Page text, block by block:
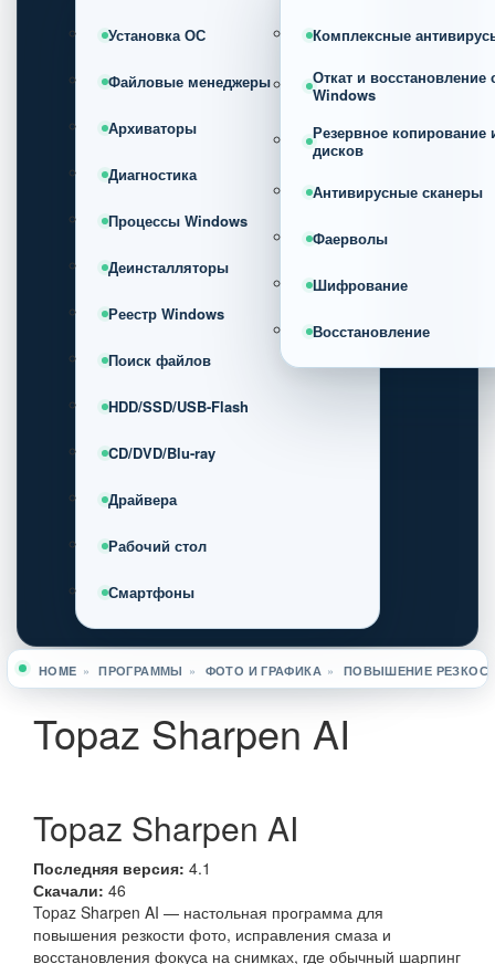
Установка ОС
Файловые менеджеры
Архиваторы
Диагностика
Процессы Windows
Деинсталляторы
Реестр Windows
Поиск файлов
HDD/SSD/USB-Flash
CD/DVD/Blu-ray
Драйвера
Рабочий стол
Смартфоны
Комплексные
Откат и восстановление
Windows
Резервное копирование
дисков
Антивирусные сканеры
Фаерволы
Шифрование
Восстановление
Вы здесь
HOME » ПРОГРАММЫ » ФОТО И ГРАФИКА » ПОВЫШЕНИЕ
Topaz Sharpen AI
Topaz Sharpen AI
Последняя версия: 4.1
Скачали: 46
Topaz Sharpen AI — настольная программа для
повышения резкости фото, исправления смаза и
восстановления фокуса на снимках, где обычный шарпинг